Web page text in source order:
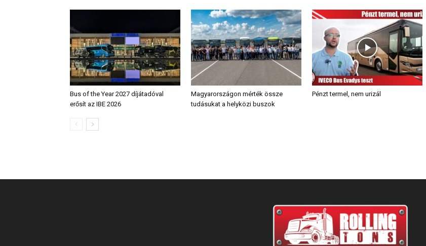
Bus of the Year 2027 díjátadóval
erősít az IBE 2026
Magyarországon mérték össze
tudásukat a helyközi buszok
Pénzt termel, nem urizál